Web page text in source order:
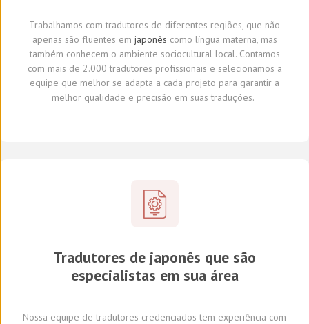
Trabalhamos com tradutores de diferentes regiões, que não
apenas são fluentes em japonês como língua materna, mas
também conhecem o ambiente sociocultural local.Contamos
com mais de 2.000 tradutores profissionais e selecionamos a
equipe que melhor se adapta a cada projeto para garantir a
melhor qualidade e precisão em suas traduções.
Tradutores de japonês que são
especialistas em sua área
Nossa equipe de tradutores credenciados tem experiência com